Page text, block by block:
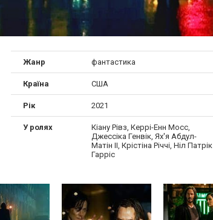
Жанр фантастика
Країна США
Рік 2021
У ролях
Кіану Рівз, Керрі-Енн Мосс,
Джессіка Генвік, Ях'я Абдул-
Матін II, Крістіна Річчі, Ніл Патрік
Гарріс